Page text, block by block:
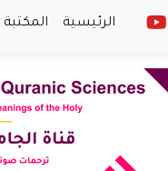
الرئيسية المكتبة